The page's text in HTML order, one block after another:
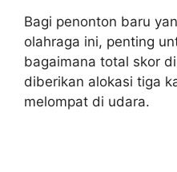
Bagi penonton baru
olahraga ini, penting
bagaimana total skor
diberikan alokasi tiga
melompat di udara.